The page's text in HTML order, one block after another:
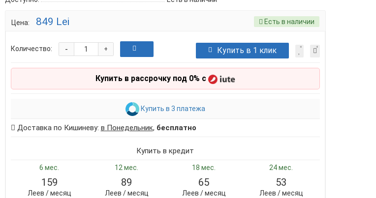
Цена: 849 Lei Есть в наличии
Количество: +
- Купить в 1 клик
Купить в рассрочку под 0% с
Купить в 3 платежа
Доставка по Кишиневу: в Понедельник, бесплатно
Купить в кредит
6 мес. 12 мес. 18 мес. 24 мес.
159
Леев / месяц
89
Леев / месяц
65
Леев / месяц
53
Леев / месяц